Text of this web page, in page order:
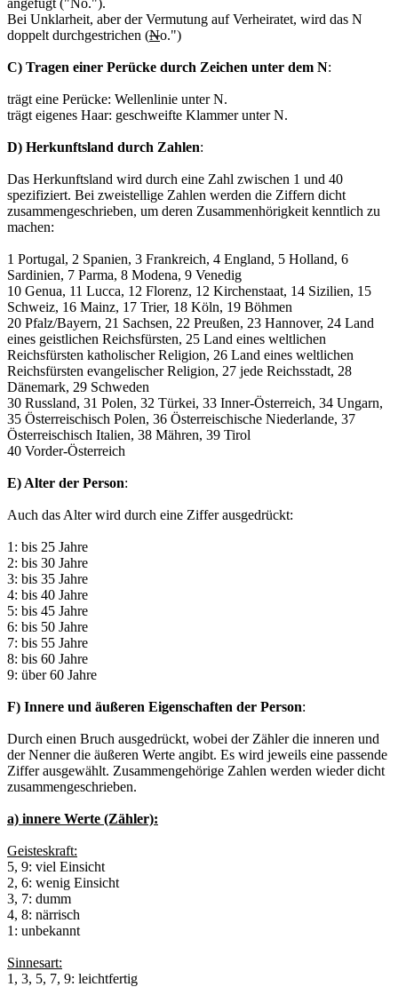
Bei Unklarheit, aber der Vermutung auf Verheiratet, wird das N
doppelt durchgestrichen (No.")
C) Tragen einer Perücke durch Zeichen unter dem N:
trägt eine Perücke: Wellenlinie unter N.
trägt eigenes Haar: geschweifte Klammer unter N.
D) Herkunftsland durch Zahlen:
Das Herkunftsland wird durch eine Zahl zwischen 1 und 40
spezifiziert. Bei zweistellige Zahlen werden die Ziffern dicht
zusammengeschrieben, um deren Zusammenhörigkeit kenntlich zu
machen:
1 Portugal, 2 Spanien, 3 Frankreich, 4 England, 5 Holland, 6
Sardinien, 7 Parma, 8 Modena, 9 Venedig
10 Genua, 11 Lucca, 12 Florenz, 12 Kirchenstaat, 14 Sizilien, 15
Schweiz, 16 Mainz, 17 Trier, 18 Köln, 19 Böhmen
20 Pfalz/Bayern, 21 Sachsen, 22 Preußen, 23 Hannover, 24 Land
eines geistlichen Reichsfürsten, 25 Land eines weltlichen
Reichsfürsten katholischer Religion, 26 Land eines weltlichen
Reichsfürsten evangelischer Religion, 27 jede Reichsstadt, 28
Dänemark, 29 Schweden
30 Russland, 31 Polen, 32 Türkei, 33 Inner-Österreich, 34 Ungarn,
35 Österreischisch Polen, 36 Österreischische Niederlande, 37
Österreischisch Italien, 38 Mähren, 39 Tirol
40 Vorder-Österreich
E) Alter der Person:
Auch das Alter wird durch eine Ziffer ausgedrückt:
1: bis 25 Jahre
2: bis 30 Jahre
3: bis 35 Jahre
4: bis 40 Jahre
5: bis 45 Jahre
6: bis 50 Jahre
7: bis 55 Jahre
8: bis 60 Jahre
9: über 60 Jahre
F) Innere und äußeren Eigenschaften der Person:
Durch einen Bruch ausgedrückt, wobei der Zähler die inneren und
der Nenner die äußeren Werte angibt. Es wird jeweils eine passende
Ziffer ausgewählt. Zusammengehörige Zahlen werden wieder dicht
zusammengeschrieben.
a) innere Werte (Zähler):
Geisteskraft:
5, 9: viel Einsicht
2, 6: wenig Einsicht
3, 7: dumm
4, 8: närrisch
1: unbekannt
Sinnesart:
1, 3, 5, 7, 9: leichtfertig